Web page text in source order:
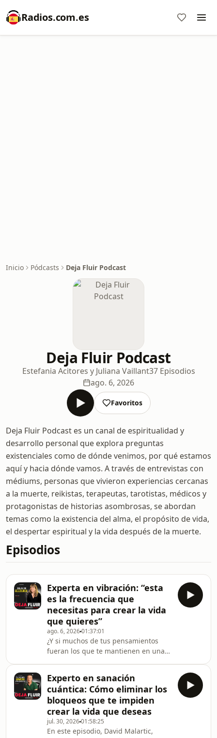
Radios.com.es
Inicio Pódcasts Deja Fluir Podcast
Deja Fluir Podcast
Estefania Acitores y Juliana Vaillant37 Episodios
ago. 6, 2026
Favoritos
Deja Fluir Podcast es un canal de espiritualidad y
desarrollo personal que explora preguntas
existenciales como de dónde venimos, por qué estamos
aquí y hacia dónde vamos. A través de entrevistas con
médiums, personas que vivieron experiencias cercanas
a la muerte, reikistas, terapeutas, tarotistas, médicos y
protagonistas de historias asombrosas, se abordan
temas como la existencia del alma, el propósito de vida,
el despertar espiritual y la vida después de la muerte.
Episodios
Experta en vibración: “esta
es la frecuencia que
necesitas para crear la vida
que quieres”
ago. 6, 202601:37:01
¿Y si muchos de tus pensamientos
fueran los que te mantienen en una
psicóloga y escritora, explica qué son
los niveles de vibración, cómo saber
en qué frecuencia vibras y de qué
manera tu diálogo interno, tus
pensamientos y tus emociones
influyen en tu energía y
Experto en sanación
cuántica: Cómo eliminar los
bloqueos que te impiden
crear la vida que deseas
jul. 30, 202601:58:25
En este episodio, David Malartic,